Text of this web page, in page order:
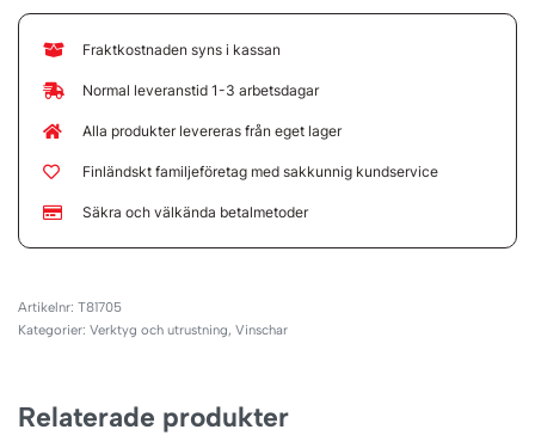
Fraktkostnaden syns i kassan
Normal leveranstid 1-3 arbetsdagar
Alla produkter levereras från eget lager
Finländskt familjeföretag med sakkunnig kundservice
Säkra och välkända betalmetoder
T81705
Kategorier: Verktyg och utrustning, Vinschar
Relaterade produkter